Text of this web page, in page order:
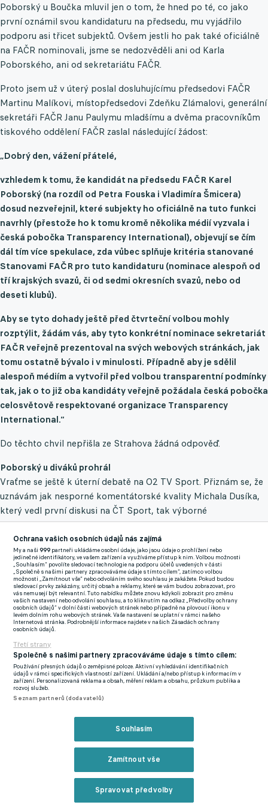
Poborský u Boučka mluvil jen o tom, že hned po té, co jako
první oznámil svou kandidaturu na předsedu, mu vyjádřilo
podporu asi třicet subjektů. Ovšem jestli ho pak také oficiálně
na FAČR nominovali, jsme se nedozvěděli ani od Karla
Poborského, ani od sekretariátu FAČR.
Proto jsem už v úterý poslal dosluhujícímu předsedovi FAČR
Martinu Malíkovi, místopředsedovi Zdeňku Zlámalovi, generální
sekretáři FAČR Janu Paulymu mladšímu a dvěma pracovníkům
tiskového oddělení FAČR zaslal následující žádost:
„Dobrý den, vážení přátelé,
vzhledem k tomu, že kandidát na předsedu FAČR Karel
Poborský (na rozdíl od Petra Fouska i Vladimíra Šmicera)
dosud nezveřejnil, které subjekty ho oficiálně na tuto funkci
navrhly (přestože ho k tomu kromě několika médií vyzvala i
česká pobočka Transparency International), objevují se čím
dál tím více spekulace, zda vůbec splňuje kritéria stanované
Stanovami FAČR pro tuto kandidaturu (nominace alespoň od
tří krajských svazů, či od sedmi okresních svazů, nebo od
deseti klubů).
Aby se tyto dohady ještě před čtvrteční volbou mohly
rozptýlit, žádám vás, aby tyto konkrétní nominace sekretariát
FAČR veřejně prezentoval na svých webových stránkách, jak
tomu ostatně bývalo i v minulosti. Případně aby je sdělil
alespoň médiím a vytvořil před volbou transparentní podmínky
tak, jak o to již oba kandidáty veřejně požádala česká pobočka
celosvětově respektované organizace Transparency
International.“
Do těchto chvil nepřišla ze Strahova žádná odpověď.
Poborský u diváků prohrál
Vraťme se ještě k úterní debatě na O2 TV Sport. Přiznám se, že
uznávám jak nesporné komentátorské kvality Michala Dusíka,
který vedl první diskusi na ČT Sport, tak výborné
moderátorské schopnosti Libora Boučka. Ovšem v
předvolebních debatách s Petrem Fouskem a Karlem
Poborským jsem od nich očekával mnohem lepší výkony.
Pořádnou fotbalově politickou debatou jako by u nás nikdo
profesionálně vést neuměl. Přitom jsem přesvědčený o tom, že
Jakub Železný či Václav Moravec by to zvládli brilantně. Věřil
bych i Lindě Bartošové a Janě Peroutkové, a to nejen proto, že
mají za partnery ligové fotbalisty (první teplického rebelujícího
„rapera“ Tomáše Kučeru, druhá jabloneckého Jakuba
Podaného).
Ovšem v Dusíkově a Boučkově podání to byl spíš slaboučký čaj,
žádná snaha o větší konfrontaci. Nepamatuji se, že bych v úterý
zatčení se tyhle volby v tomto obsazení vůbec konají. Žádná
pomahači (z různých důvodů a motivací) uhájí své postavení,
nebo se český fotbal konečně vydá cestou tolik potřebných
obrodných změn.
Ochrana vašich osobních údajů nás zajímá
My a naši999 partneři ukládáme osobní údaje, jako jsou údaje o prohlížení nebo
jedinečné identifikátory, ve vašem zařízení a využíváme přístup k nim. Volbou možnosti
„Souhlasím“ povolíte sledovací technologie na podporu účelů uvedených v části
„Společně s našimi partnery zpracováváme údaje s tímto cílem“, zatímco volbou
možnosti „Zamítnout vše“ nebo odvoláním svého souhlasu je zakážete. Pokud budou
sledovací prvky zakázány, určitý obsah a reklamy, které se vám budou zobrazovat, pro
vás nemusejí být relevantní. Tuto nabídku můžete znovu kdykoli zobrazit pro změnu
vašich nastavení nebo odvolání souhlasu, a to kliknutím na odkaz „Předvolby ochrany
osobních údajů“ v dolní části webových stránek nebo případně na plovoucí ikonu v
levém dolním rohu webových stránek. Vaše nastavení se uplatní v rámci našeho
Internetová stránka. Podrobnější informace najdete v našich Zásadách ochrany
osobních údajů.
Třetí strany
Společně s našimi partnery zpracováváme údaje s tímto cílem:
Používání přesných údajů o zeměpisné poloze. Aktivní vyhledávání identifikačních
údajů v rámci specifických vlastností zařízení. Ukládání a/nebo přístup k informacím v
zařízení. Personalizovaná reklama a obsah, měření reklam a obsahu, průzkum publika a
rozvoj služeb.
Seznam partnerů (dodavatelů)
Souhlasím
Zamítnout vše
Spravovat předvolby